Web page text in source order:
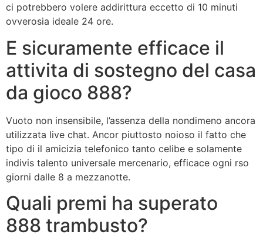
ci potrebbero volere addirittura eccetto di 10 minuti
ovverosia ideale 24 ore.
E sicuramente efficace il
attivita di sostegno del casa
da gioco 888?
Vuoto non insensibile, l’assenza della nondimeno ancora
utilizzata live chat. Ancor piuttosto noioso il fatto che
tipo di il amicizia telefonico tanto celibe e solamente
indivis talento universale mercenario, efficace ogni rso
giorni dalle 8 a mezzanotte.
Quali premi ha superato
888 trambusto?